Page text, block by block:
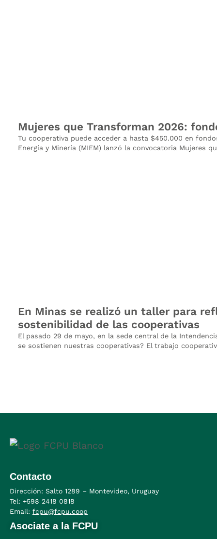
Mujeres que Transforman 2026:
Tu cooperativa puede acceder a hasta $450.000 en
Energía y Minería (MIEM) lanzó la convocatoria Mujeres
En Minas se realizó un taller para
sostenibilidad de las cooperativas
El pasado 29 de mayo, en la sede central de la
se sostienen nuestras cooperativas? El trabajo
Contacto
Dirección: Salto 1289 – Montevideo, Uruguay
Tel: +598 2418 0818
Email: fcpu@fcpu.coop
Asociate a la FCPU